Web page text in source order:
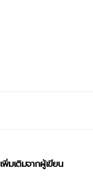
เพิ่มเติมจากผู้เขียน